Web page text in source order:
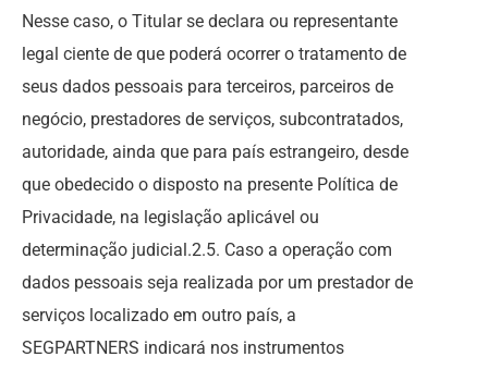
Nesse caso, o Titular se declara ou representante
legal ciente de que poderá ocorrer o tratamento de
seus dados pessoais para terceiros, parceiros de
negócio, prestadores de serviços, subcontratados,
autoridade, ainda que para país estrangeiro, desde
que obedecido o disposto na presente Política de
Privacidade, na legislação aplicável ou
determinação judicial.2.5. Caso a operação com
dados pessoais seja realizada por um prestador de
serviços localizado em outro país, a
SEGPARTNERS indicará nos instrumentos